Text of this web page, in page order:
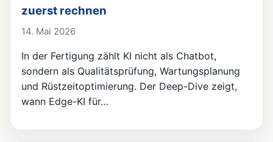
zuerst rechnen
14. Mai 2026
In der Fertigung zählt KI nicht als Chatbot,
sondern als Qualitätsprüfung, Wartungsplanung
und Rüstzeitoptimierung. Der Deep-Dive zeigt,
wann Edge-KI für…